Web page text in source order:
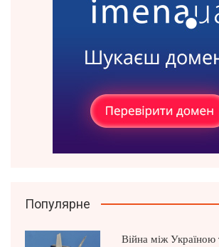
Популярне
Війна між